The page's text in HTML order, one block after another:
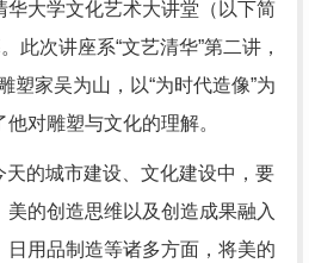
华大学文化艺术大讲堂（以下简
此次讲座系“文艺清华”第二讲，
塑家吴为山，以“为时代造像”为
对雕塑与文化的理解。
天的城市建设、文化建设中，要
的创造思维以及创造成果融入
用品制造等诸多方面，将美的